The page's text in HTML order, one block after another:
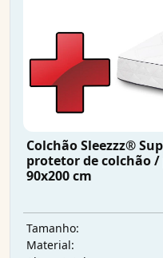
Colchão Sleezzz®
protetor de colchão
90x200 cm
Tamanho:
Material: